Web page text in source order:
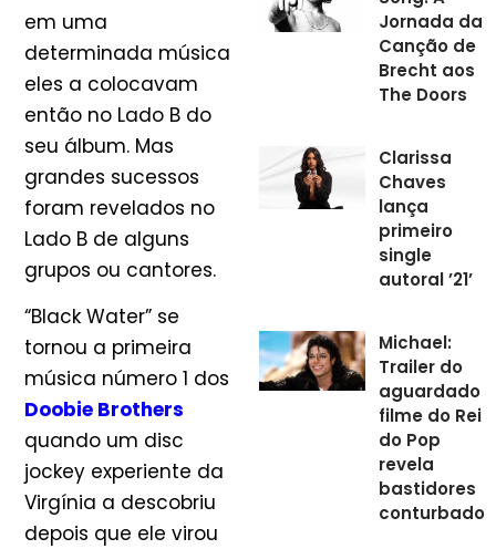
em uma
determinada música
eles a colocavam
então no Lado B do
seu álbum. Mas
grandes sucessos
foram revelados no
Lado B de alguns
grupos ou cantores.
“Black Water” se
tornou a primeira
música número 1 dos
Doobie Brothers
quando um disc
jockey experiente da
Virgínia a descobriu
depois que ele virou
Jornada da
Canção de
Brecht aos
The Doors
Clarissa
Chaves
lança
primeiro
single
autoral ’21’
Michael:
Trailer do
aguardado
filme do Rei
do Pop
revela
bastidores
conturbados